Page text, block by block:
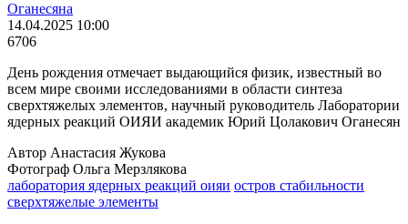
Оганесяна
14.04.2025 10:00
6706
День рождения отмечает выдающийся физик, известный во
всем мире своими исследованиями в области синтеза
сверхтяжелых элементов, научный руководитель Лаборатории
ядерных реакций ОИЯИ академик Юрий Цолакович Оганесян
Автор Анастасия Жукова
Фотограф Ольга Мерзлякова
лаборатория ядерных реакций оияи остров стабильности
сверхтяжелые элементы